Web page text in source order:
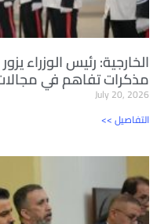
الخارجية: رئيس الوزراء
مذكرات تفاهم في
July 20, 2026
<< التفاصيل